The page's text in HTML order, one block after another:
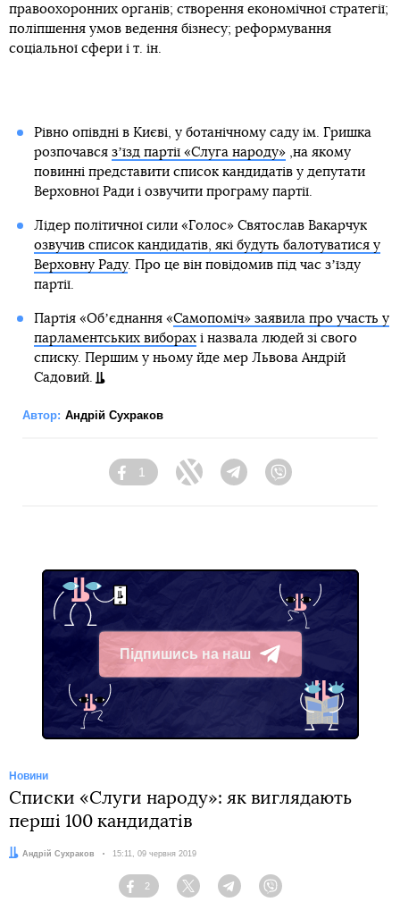
правоохоронних органів; створення економічної стратегії;
поліпшення умов ведення бізнесу; реформування
соціальної сфери і т. ін.
Рівно опівдні в Києві, у ботанічному саду ім. Гришка
розпочався зʼїзд партії «Слуга народу»,на якому
повинні представити список кандидатів у депутати
Верховної Ради і озвучити програму партії.
Лідер політичної сили «Голос» Святослав Вакарчук
озвучив список кандидатів, які будуть балотуватися у
Верховну Раду. Про це він повідомив під час зʼїзду
партії.
Партія «Обʼєднання «Самопоміч» заявила про участь у
парламентських виборахі назвала людей зі свого
списку. Першим у ньому йде мер Львова Андрій
Садовий.
Автор: Андрій Сухраков
Facebook
1
Twitter TelegramViber
Підпишись на наш
Telegram
Новини
Списки «Слуги народу»: як виглядають
перші 100 кандидатів
Автор:
Андрій Сухраков Дата:
15:11, 09 червня 2019
Facebook
2
Twitter TelegramViber